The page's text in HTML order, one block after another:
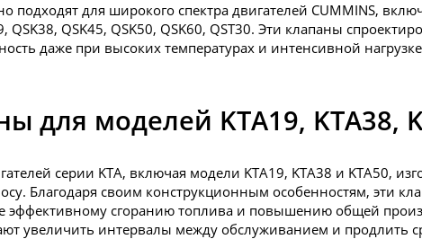
подходят для широкого спектра двигателей CUMMINS,
QSK45, QSK50, QSK60, QST30. Эти клапаны
даже при высоких температурах и интенсивной
для моделей KTA19, KTA38,
серии KTA, включая модели KTA19, KTA38 и KTA50,
Благодаря своим конструкционным особенностям, эти
эффективному сгоранию топлива и повышению общей
увеличить интервалы между обслуживанием и продлить